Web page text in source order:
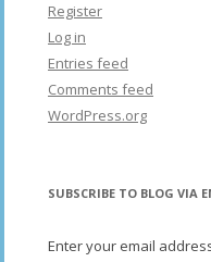
Register
Log in
Entries feed
Comments feed
WordPress.org
SUBSCRIBE TO BLOG VIA
Enter your email